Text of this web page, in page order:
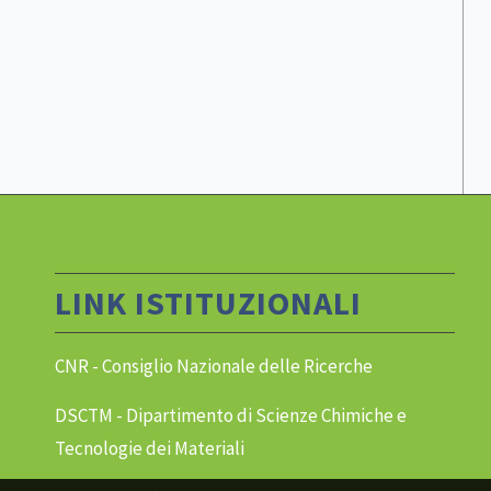
LINK ISTITUZIONALI
CNR - Consiglio Nazionale delle Ricerche
DSCTM - Dipartimento di Scienze Chimiche e
Tecnologie dei Materiali